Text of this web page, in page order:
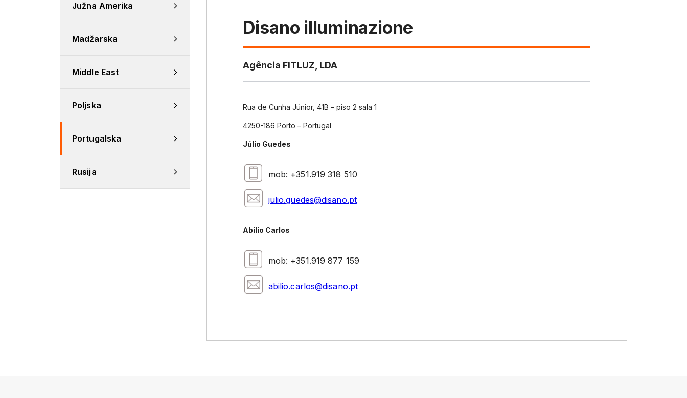
Južna Amerika
Madžarska
Middle East
Poljska
Portugalska
Rusija
Disano illuminazione
Agência FITLUZ, LDA
Rua de Cunha Júnior, 41B – piso 2 sala 1
4250-186 Porto – Portugal
Júlio Guedes
mob: +351.919 318 510
julio.guedes@disano.pt
Abílio Carlos
mob: +351.919 877 159
abilio.carlos@disano.pt